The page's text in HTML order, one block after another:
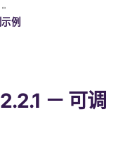
例
－ 可调